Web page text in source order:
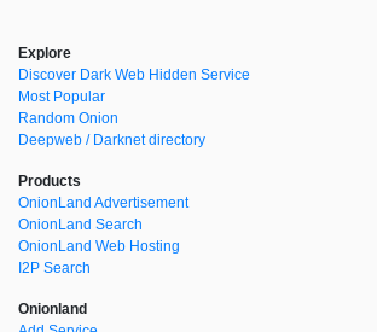
Explore
Discover Dark Web Hidden Service
Most Popular
Random Onion
Deepweb / Darknet directory
Products
OnionLand Advertisement
OnionLand Search
OnionLand Web Hosting
I2P Search
Onionland